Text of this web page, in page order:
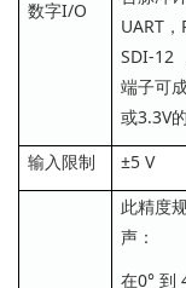
数字I/O
UART
SDI-12
端子可
或3.3V
输入限制
±5 V
此精度
声：
在0° 到